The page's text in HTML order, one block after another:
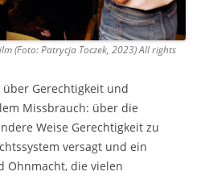
(Foto: Patrycja Toczek, 2023)All rights
über Gerechtigkeit und
Missbrauch: über die
Weise Gerechtigkeit zu
versagt und ein
Ohnmacht, die vielen